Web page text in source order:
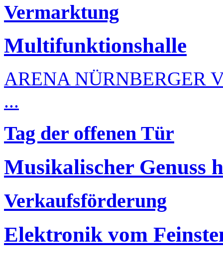
Vermarktung
Multifunktionshalle
ARENA NÜRNBERGER
...
Tag der offenen Tür
Musikalischer Genuss
Verkaufsförderung
Elektronik vom